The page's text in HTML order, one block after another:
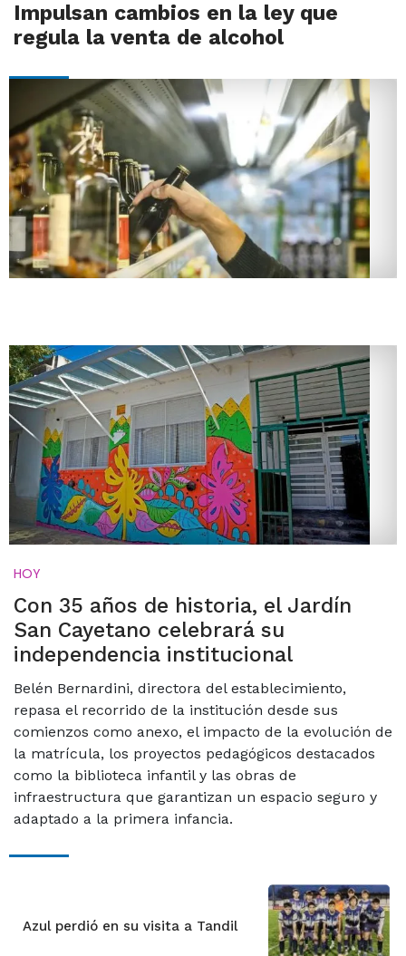
Impulsan cambios en la ley que
regula la venta de alcohol
HOY
Con 35 años de historia, el Jardín
San Cayetano celebrará su
independencia institucional
Belén Bernardini, directora del establecimiento,
repasa el recorrido de la institución desde sus
comienzos como anexo, el impacto de la evolución de
la matrícula, los proyectos pedagógicos destacados
como la biblioteca infantil y las obras de
infraestructura que garantizan un espacio seguro y
adaptado a la primera infancia.
Azul perdió en su visita a Tandil